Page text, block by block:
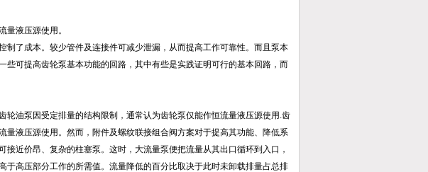
量液压源使用。
制了成本。较少管件及连接件可减少泄漏，从而提高工作可靠性。而且泵本
些可提高齿轮泵基本功能的回路，其中有些是实践证明可行的基本回路，而
油泵因受定排量的结构限制，通常认为齿轮泵仅能作恒流量液压源使用.齿
量液压源使用。然而，附件及螺纹联接组合阀方案对于提高其功能、降低系
近价昂、复杂的柱塞泵。这时，大流量泵便把流量从其出口循环到入口，
于高压部分工作的所需值。流量降低的百分比取决于此时未卸载排量占总排